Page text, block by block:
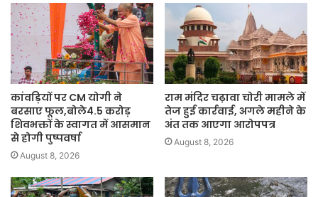
कांवड़ियों पर CM योगी ने
बरसाए फूल,बोले4.5 करोड़
शिवभक्तों के स्वागत में आसमान
से होगी पुष्पवर्षा
August 8, 2026
राम मंदिर चढ़ावा चोरी मामले में
तेज हुई कार्रवाई, अगले महीने के
अंत तक आएगा आरोपपत्र
August 8, 2026